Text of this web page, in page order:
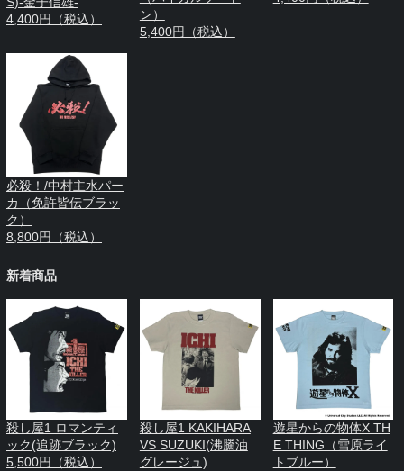
4,400円（税込）
ン）
5,400円（税込）
必殺！/中村主水パー
カ（免許皆伝ブラッ
ク）
8,800円（税込）
新着商品
殺し屋1 ロマンティ
ック(追跡ブラック)
5,500円（税込）
殺し屋1 KAKIHARA
VS SUZUKI(沸騰油
グレージュ)
遊星からの物体X TH
E THING（雪原ライ
トブルー）